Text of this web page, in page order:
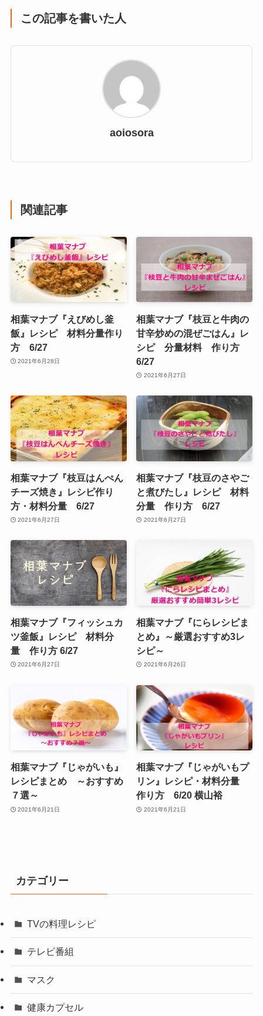
この記事を書いた人
aoiosora
関連記事
相葉マナブ『えびめし釜
飯』レシピ 材料分量作り
方 6/27
2021年6月28日
相葉マナブ『枝豆と牛肉の
甘辛炒めの混ぜごはん』レ
シピ 分量材料 作り方
6/27
2021年6月27日
相葉マナブ『枝豆はんぺん
チーズ焼き』レシピ作り
方・材料分量 6/27
2021年6月27日
相葉マナブ『枝豆のさやご
と煮びたし』レシピ 材料
分量 作り方 6/27
2021年6月27日
相葉マナブ『フィッシュカ
ツ釜飯』レシピ 材料分
量 作り方 6/27
2021年6月27日
相葉マナブ『にらレシピま
とめ』～厳選おすすめ3レ
シピ～
2021年6月26日
相葉マナブ『じゃがいも』
レシピまとめ ～おすすめ
７選～
2021年6月21日
相葉マナブ『じゃがいもプ
リン』レシピ・材料分量
作り方 6/20 横山裕
2021年6月21日
カテゴリー
TVの料理レシピ
テレビ番組
マスク
健康カプセル